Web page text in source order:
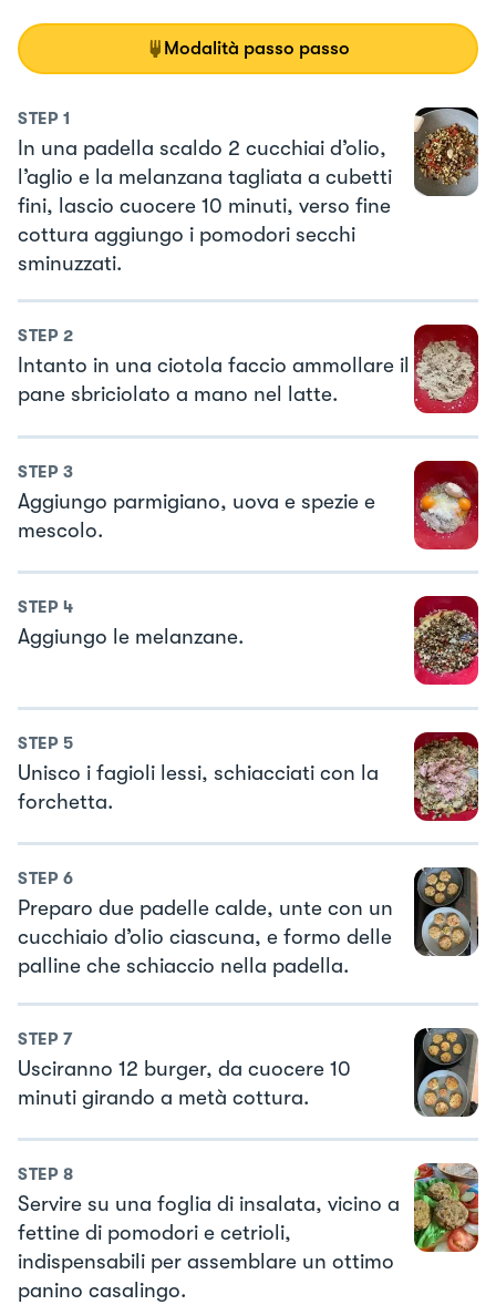
Modalità passo passo
STEP 1
In una padella scaldo 2 cucchiai d’olio,
l’aglio e la melanzana tagliata a cubetti
fini, lascio cuocere 10 minuti, verso fine
cottura aggiungo i pomodori secchi
sminuzzati.
STEP 2
Intanto in una ciotola faccio ammollare il
pane sbriciolato a mano nel latte.
STEP 3
Aggiungo parmigiano, uova e spezie e
mescolo.
STEP 4
Aggiungo le melanzane.
STEP 5
Unisco i fagioli lessi, schiacciati con la
forchetta.
STEP 6
Preparo due padelle calde, unte con un
cucchiaio d’olio ciascuna, e formo delle
palline che schiaccio nella padella.
STEP 7
Usciranno 12 burger, da cuocere 10
minuti girando a metà cottura.
STEP 8
Servire su una foglia di insalata, vicino a
fettine di pomodori e cetrioli,
indispensabili per assemblare un ottimo
panino casalingo.